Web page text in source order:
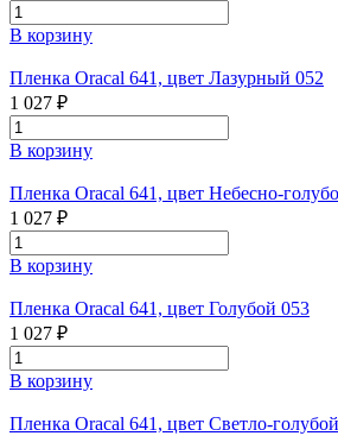
В корзину
Пленка Oracal 641, цвет Лазурный 052
1 027 ₽
В корзину
Пленка Oracal 641, цвет Небесно-
1 027 ₽
В корзину
Пленка Oracal 641, цвет Голубой 053
1 027 ₽
В корзину
Пленка Oracal 641, цвет Светло-